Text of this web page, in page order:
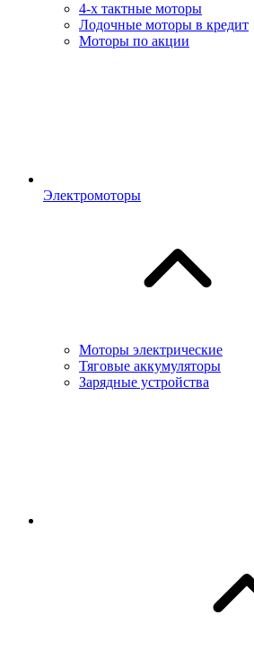
4-х тактные моторы
Лодочные моторы в кредит
Моторы по акции
Электромоторы
Моторы электрические
Тяговые аккумуляторы
Зарядные устройства